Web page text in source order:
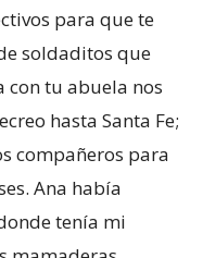
para que te
soldaditos que
con tu abuela nos
hasta Santa Fe;
compañeros para
Ana había
tenía mi